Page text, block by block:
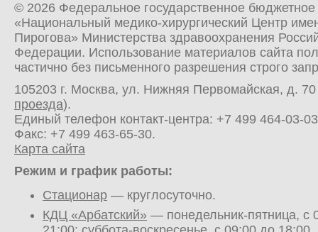
© 2026 Федеральное государственное
«Национальный медико-хирургический Центр
Пирогова» Министерства здравоохранения
Федерации. Использование материалов сайта
частично без письменного разрешения строго
105203 г. Москва, ул. Нижняя Первомайская, д.
проезда).
Единый телефон контакт-центра: +7 499 464-03-03
Факс: +7 499 463-65-30.
Карта сайта
Режим и график работы:
Стационар — круглосуточно.
КДЦ «Арбатский» — понедельник-пятница, с